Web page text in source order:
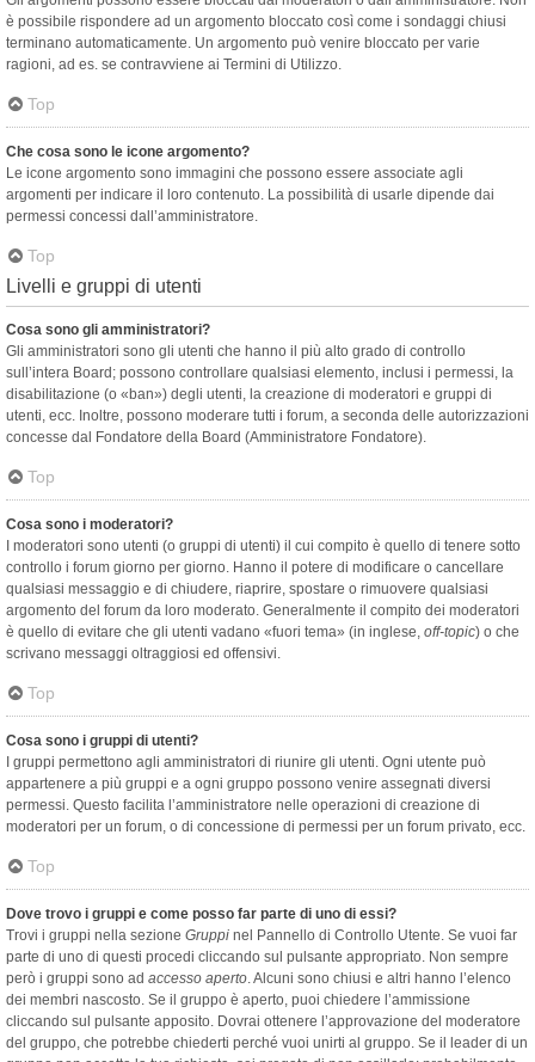
è possibile rispondere ad un argomento bloccato così come i sondaggi chiusi
terminano automaticamente. Un argomento può venire bloccato per varie
ragioni, ad es. se contravviene ai Termini di Utilizzo.
Top
Che cosa sono le icone argomento?
Le icone argomento sono immagini che possono essere associate agli
argomenti per indicare il loro contenuto. La possibilità di usarle dipende dai
permessi concessi dall’amministratore.
Top
Livelli e gruppi di utenti
Cosa sono gli amministratori?
Gli amministratori sono gli utenti che hanno il più alto grado di controllo
sull’intera Board; possono controllare qualsiasi elemento, inclusi i permessi, la
disabilitazione (o «ban») degli utenti, la creazione di moderatori e gruppi di
utenti, ecc. Inoltre, possono moderare tutti i forum, a seconda delle autorizzazioni
concesse dal Fondatore della Board (Amministratore Fondatore).
Top
Cosa sono i moderatori?
I moderatori sono utenti (o gruppi di utenti) il cui compito è quello di tenere sotto
controllo i forum giorno per giorno. Hanno il potere di modificare o cancellare
qualsiasi messaggio e di chiudere, riaprire, spostare o rimuovere qualsiasi
argomento del forum da loro moderato. Generalmente il compito dei moderatori
è quello di evitare che gli utenti vadano «fuori tema» (in inglese, off-topic) o che
scrivano messaggi oltraggiosi ed offensivi.
Top
Cosa sono i gruppi di utenti?
I gruppi permettono agli amministratori di riunire gli utenti. Ogni utente può
appartenere a più gruppi e a ogni gruppo possono venire assegnati diversi
permessi. Questo facilita l’amministratore nelle operazioni di creazione di
moderatori per un forum, o di concessione di permessi per un forum privato, ecc.
Top
Dove trovo i gruppi e come posso far parte di uno di essi?
Trovi i gruppi nella sezione Gruppi nel Pannello di Controllo Utente. Se vuoi far
parte di uno di questi procedi cliccando sul pulsante appropriato. Non sempre
però i gruppi sono ad accesso aperto. Alcuni sono chiusi e altri hanno l’elenco
dei membri nascosto. Se il gruppo è aperto, puoi chiedere l’ammissione
cliccando sul pulsante apposito. Dovrai ottenere l’approvazione del moderatore
del gruppo, che potrebbe chiederti perché vuoi unirti al gruppo. Se il leader di un